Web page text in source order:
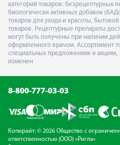
категорий товаров: безрецептурных
биологически активных добавок
товаров для ухода и красоты,
товаров. Рецептурные препараты
могут быть получены при наличии
оформленного врачом. Ассортимент
специальных предложениях и
изменен
8-800-777-03-03
Копирайт: © 2026 Общество с
ответственностью (ООО) «Ригла»